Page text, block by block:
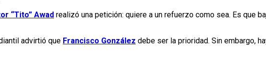
“Tito” Awad realizó una petición: quiere a un refuerzo como sea. Es que
advirtió que Francisco González debe ser la prioridad. Sin embargo,